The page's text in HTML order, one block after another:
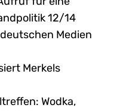
12/14
Medien
Merkels
Wodka,